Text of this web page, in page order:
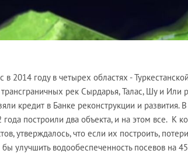
в 2014 году в четырех областях -
рек Сырдарья, Талас, Шу и
кредит в Банке реконструкции и
года построили два объекта, и на этом все. К
утверждалось, что если их построить,
улучшить водообеспеченность посевов на